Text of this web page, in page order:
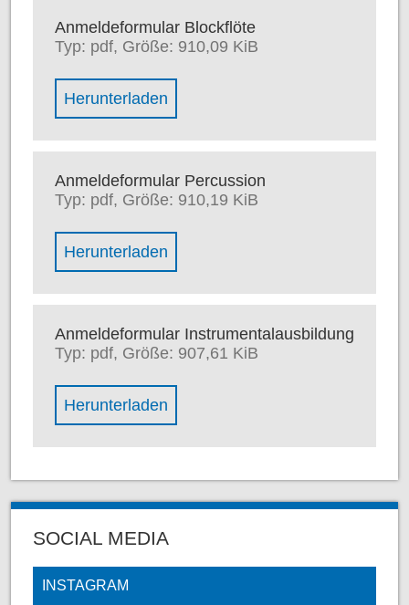
Anmeldeformular Blockflöte
Typ: pdf, Größe: 910,09 KiB
Herunterladen
Anmeldeformular Percussion
Typ: pdf, Größe: 910,19 KiB
Herunterladen
Anmeldeformular Instrumentalausbildung
Typ: pdf, Größe: 907,61 KiB
Herunterladen
SOCIAL MEDIA
INSTAGRAM